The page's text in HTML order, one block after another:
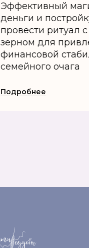
Эффективный
деньги и
провести ритуал
зерном для
финансовой
семейного очага
Подробнее